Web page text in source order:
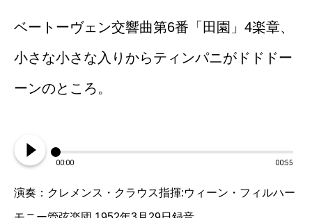
ベートーヴェン交響曲第6番「田園」4楽章、
小さな小さな入りからティンパニがドドドー
ーンのところ。
play_circle_filled 00:00 00:55
演奏：クレメンス・クラウス指揮:ウィーン・フィルハー